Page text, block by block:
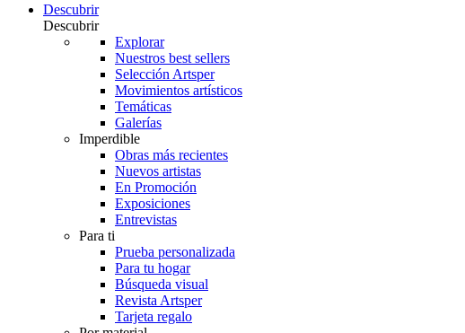
Descubrir
Descubrir
Explorar
Nuestros best sellers
Selección Artsper
Movimientos artísticos
Temáticas
Galerías
Imperdible
Obras más recientes
Nuevos artistas
En Promoción
Exposiciones
Entrevistas
Para ti
Prueba personalizada
Para tu hogar
Búsqueda visual
Revista Artsper
Tarjeta regalo